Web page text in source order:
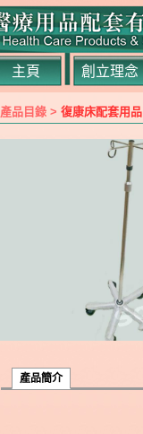
主頁 創立理念
產品目錄 > 復康床配套用品
產品簡介